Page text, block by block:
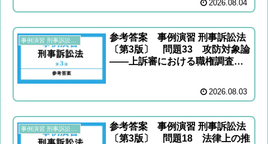
2026.08.04
参考答案 事例演習 刑事訴訟法
〔第3版〕 問題33 攻防対象論
――上訴審における職権調査の
2026.08.03
事例演習 刑事訴訟法〔第3版〕
参考答案 事例演習 刑事訴訟法
〔第3版〕 問題18 法律上の推